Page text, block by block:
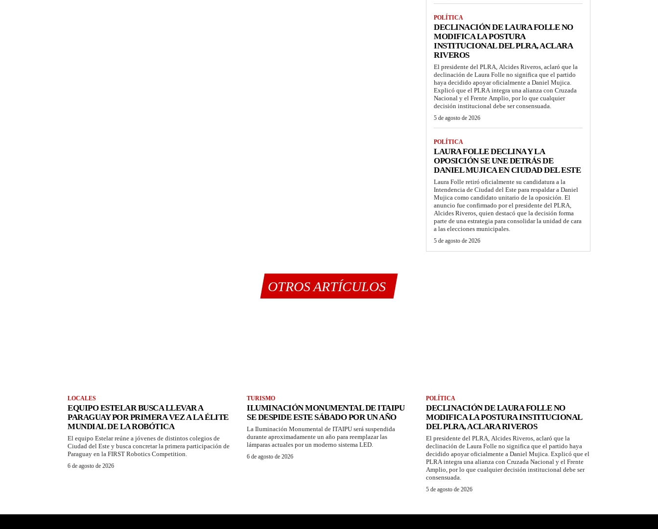
POLÍTICA
DECLINACIÓN DE LAURA FOLLE NO
MODIFICA LA POSTURA
INSTITUCIONAL DEL PLRA, ACLARA
RIVEROS
El presidente del PLRA, Alcides Riveros, aclaró que la
declinación de Laura Folle no significa que el partido
haya decidido apoyar oficialmente a Daniel Mujica.
Explicó que el PLRA integra una alianza con Cruzada
Nacional y el Frente Amplio, por lo que cualquier
decisión institucional debe ser consensuada.
5 de agosto de 2026
POLÍTICA
LAURA FOLLE DECLINA Y LA
OPOSICIÓN SE UNE DETRÁS DE
DANIEL MUJICA EN CIUDAD DEL ESTE
Laura Folle retiró oficialmente su candidatura a la
Intendencia de Ciudad del Este para respaldar a Daniel
Mujica como candidato unitario de la oposición. El
anuncio fue confirmado por el presidente del PLRA,
Alcides Riveros, quien destacó que la decisión forma
parte de una estrategia para consolidar la unidad de cara
a las elecciones municipales.
5 de agosto de 2026
OTROS ARTÍCULOS
LOCALES
EQUIPO ESTELAR BUSCA LLEVAR A
PARAGUAY POR PRIMERA VEZ A LA ÉLITE
MUNDIAL DE LA ROBÓTICA
El equipo Estelar reúne a jóvenes de distintos colegios de
Ciudad del Este y busca concretar la primera participación de
Paraguay en la FIRST Robotics Competition.
6 de agosto de 2026
TURISMO
ILUMINACIÓN MONUMENTAL DE ITAIPU
SE DESPIDE ESTE SÁBADO POR UN AÑO
La Iluminación Monumental de ITAIPU será suspendida
durante aproximadamente un año para reemplazar las
lámparas actuales por un moderno sistema LED.
6 de agosto de 2026
POLÍTICA
DECLINACIÓN DE LAURA FOLLE NO
MODIFICA LA POSTURA INSTITUCIONAL
DEL PLRA, ACLARA RIVEROS
El presidente del PLRA, Alcides Riveros, aclaró que la
declinación de Laura Folle no significa que el partido haya
decidido apoyar oficialmente a Daniel Mujica. Explicó que el
PLRA integra una alianza con Cruzada Nacional y el Frente
Amplio, por lo que cualquier decisión institucional debe ser
consensuada.
5 de agosto de 2026